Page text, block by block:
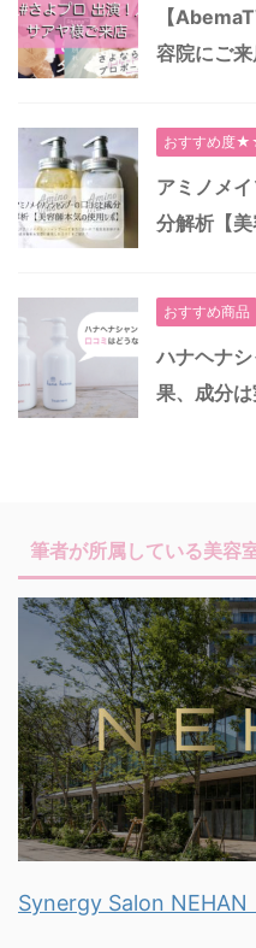
【
容院にご
おすすめ
アミノメ
分解析【美
おすすめ商品
ハナヘナ
果、成分
筆者が所属している美容
Synergy Salon NEHAN